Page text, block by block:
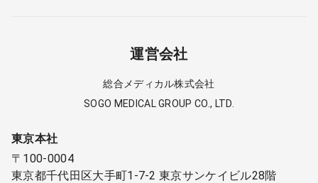
運営会社
総合メディカル株式会社
SOGO MEDICAL GROUP CO., LTD.
東京本社
〒100-0004
東京都千代田区大手町1-7-2 東京サンケイビル28階